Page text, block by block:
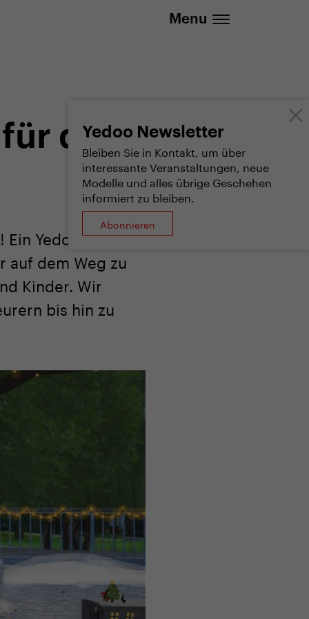
Menu
Yedoo Newsletter
Bleiben Sie in Kontakt, um über
interessante Veranstaltungen, neue
Modelle und alles übrige Geschehen
informiert zu bleiben.
Abonnieren
die
Yedoo
auf dem Weg zu
Kinder. Wir
bis hin zu